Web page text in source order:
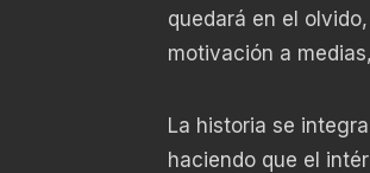
quedará en el
motivación a
La historia se
haciendo que el